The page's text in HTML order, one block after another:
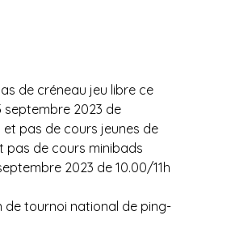
de créneau jeu libre ce
septembre 2023 de
et pas de cours jeunes de
pas de cours minibads
2023 de 10.00/11h
de tournoi national de ping-